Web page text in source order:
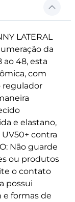
LATERAL
da
ao 48, esta
com
regulador
e elastano,
contra
Não guarde
ou produtos
o contato
possui
e formas de